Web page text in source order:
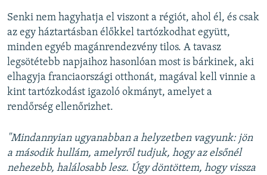
Senki nem hagyhatja el viszont a régiót, ahol él, és csak
az egy háztartásban élőkkel tartózkodhat együtt,
minden egyéb magánrendezvény tilos. A tavasz
legsötétebb napjaihoz hasonlóan most is bárkinek, aki
elhagyja franciaországi otthonát, magával kell vinnie a
kint tartózkodást igazoló okmányt, amelyet a
rendőrség ellenőrizhet.
"Mindannyian ugyanabban a helyzetben vagyunk: jön
a második hullám, amelyről tudjuk, hogy az elsőnél
nehezebb, halálosabb lesz. Úgy döntöttem, hogy vissza